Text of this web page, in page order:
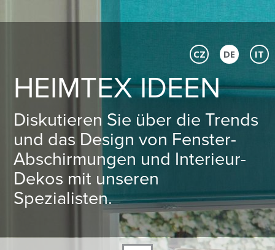
HEIMTEX IDEEN
Diskutieren Sie über die Trends
und das Design von Fenster-
Abschirmungen und Interieur-
Dekos mit unseren
Spezialisten.
CZ DE IT